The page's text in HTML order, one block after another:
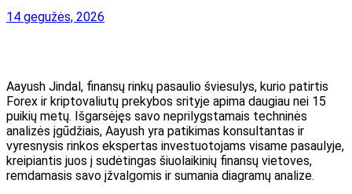
14 gegužės, 2026
Aayush Jindal, finansų rinkų pasaulio šviesulys, kurio patirtis
Forex ir kriptovaliutų prekybos srityje apima daugiau nei 15
puikių metų. Išgarsėjęs savo neprilygstamais techninės
analizės įgūdžiais, Aayush yra patikimas konsultantas ir
vyresnysis rinkos ekspertas investuotojams visame pasaulyje,
kreipiantis juos į sudėtingas šiuolaikinių finansų vietoves,
remdamasis savo įžvalgomis ir sumania diagramų analize.